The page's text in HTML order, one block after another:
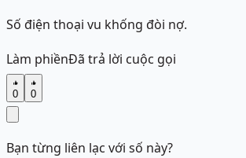
Số điện thoại vu khống đòi nợ.
Làm phiềnĐã trả lời cuộc gọi
0 0
Bạn từng liên lạc với số này?